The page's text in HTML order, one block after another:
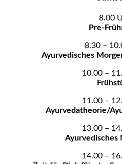
8.00
Pre-
8.30 –
Ayurvedisches
10.00 –
11.00 –
Ayurvedatheorie/
13.00 –
Ayurvedisches
14.00 –